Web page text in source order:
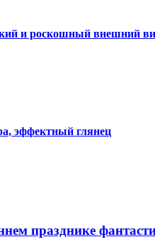
и роскошный внешний
эффектный глянец
празднике